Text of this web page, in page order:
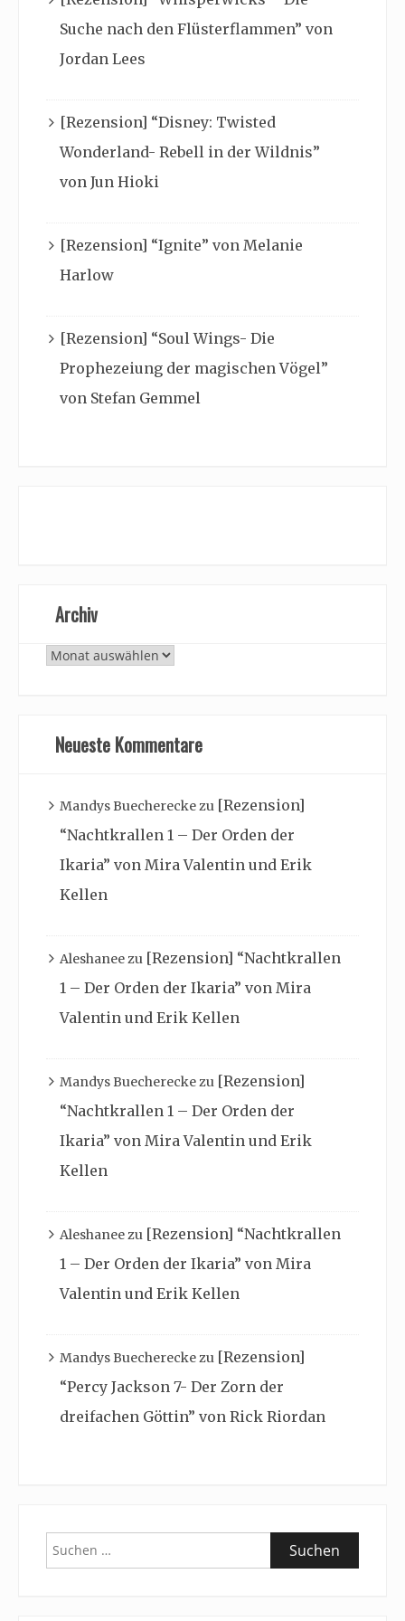
Suche nach den Flüsterflammen” von
Jordan Lees
[Rezension] “Disney: Twisted
Wonderland- Rebell in der Wildnis”
von Jun Hioki
[Rezension] “Ignite” von Melanie
Harlow
[Rezension] “Soul Wings- Die
Prophezeiung der magischen Vögel”
von Stefan Gemmel
Archiv
Archiv
Neueste Kommentare
Mandys Buechereckezu [Rezension]
“Nachtkrallen 1 – Der Orden der
Ikaria” von Mira Valentin und Erik
Kellen
Aleshaneezu [Rezension] “Nachtkrallen
1 – Der Orden der Ikaria” von Mira
Valentin und Erik Kellen
Mandys Buechereckezu [Rezension]
“Nachtkrallen 1 – Der Orden der
Ikaria” von Mira Valentin und Erik
Kellen
Aleshaneezu [Rezension] “Nachtkrallen
1 – Der Orden der Ikaria” von Mira
Valentin und Erik Kellen
Mandys Buechereckezu [Rezension]
“Percy Jackson 7- Der Zorn der
dreifachen Göttin” von Rick Riordan
Suchen
nach: